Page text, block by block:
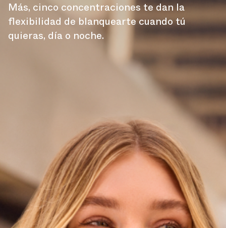
Más, cinco concentraciones te dan la
flexibilidad de blanquearte cuando tú
quieras, día o noche.